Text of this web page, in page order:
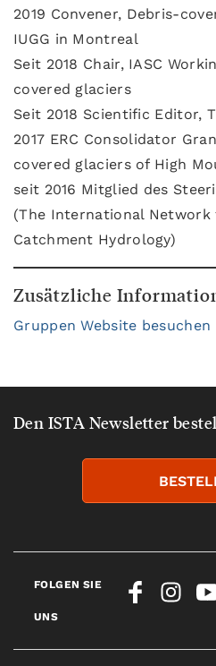
2019 Convener, Debris-
IUGG in Montreal
Seit 2018 Chair, IASC
covered glaciers
Seit 2018 Scientific Editor,
2017 ERC Consolidator
covered glaciers of High
seit 2016 Mitglied des
(The International Network
Catchment Hydrology)
Zusätzliche
Gruppen Website besuchen
Den ISTA Newsletter
FOLGEN SIE
UNS